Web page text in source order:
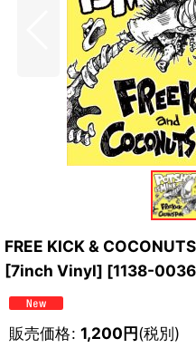
FREE KICK &
[7inch Vinyl] [1138-0036
販売価格: 1,200円(税別)